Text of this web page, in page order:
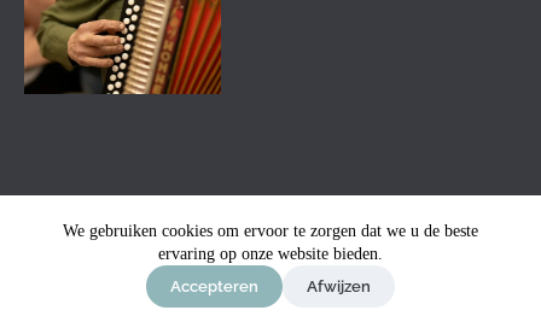
We gebruiken cookies om ervoor te zorgen dat we u de beste
ervaring op onze website bieden.
Accepteren
Afwijzen
© Uitvaartbegeleiding Mara-Privacyverklaring
Ontwerp & sitebeheer door
ForYou B.V. in samenwerking
metBest4u